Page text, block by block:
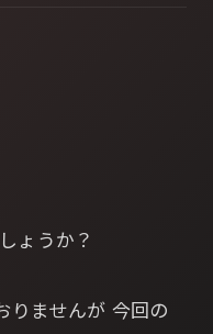
ょうか？
りませんが 今回の